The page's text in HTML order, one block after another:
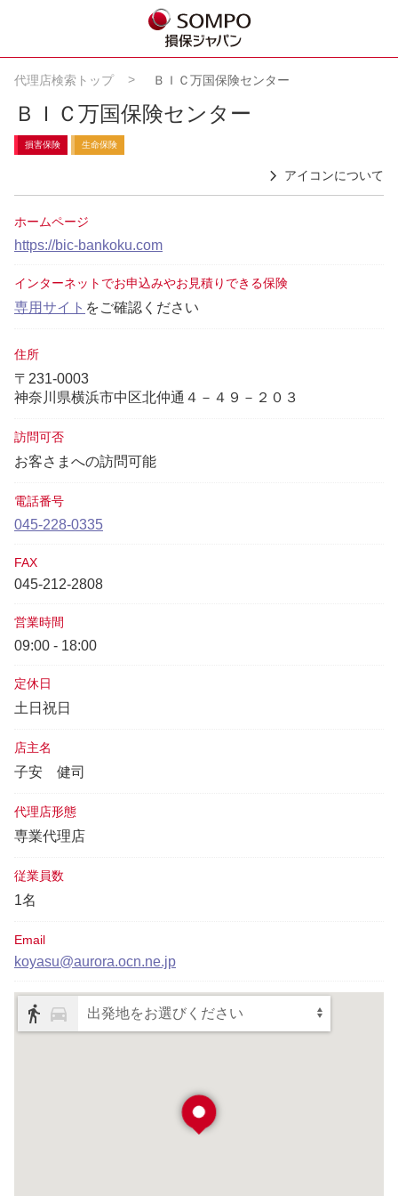
代理店検索トップ ＢＩＣ万国保険センター
ＢＩＣ万国保険センター
損害保険 生命保険
アイコンについて
ホームページ
https://bic-bankoku.com
インターネットでお申込みやお見積りできる保険
専用サイト をご確認ください
住所
〒231-0003
神奈川県横浜市中区北仲通４－４９－２０３
訪問可否
お客さまへの訪問可能
電話番号
045-228-0335
FAX
045-212-2808
営業時間
09:00 - 18:00
定休日
土日祝日
店主名
子安 健司
代理店形態
専業代理店
従業員数
1名
Email
koyasu@aurora.ocn.ne.jp
出発地をお選びください